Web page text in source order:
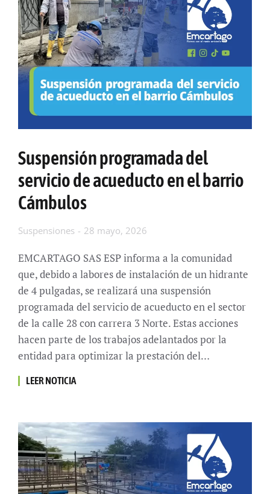
Suspensión programada del
servicio de acueducto en el barrio
Cámbulos
Suspensiones 28 mayo, 2026
EMCARTAGO SAS ESP informa a la comunidad
que, debido a labores de instalación de un hidrante
de 4 pulgadas, se realizará una suspensión
programada del servicio de acueducto en el sector
de la calle 28 con carrera 3 Norte. Estas acciones
hacen parte de los trabajos adelantados por la
entidad para optimizar la prestación del…
LEER NOTICIA